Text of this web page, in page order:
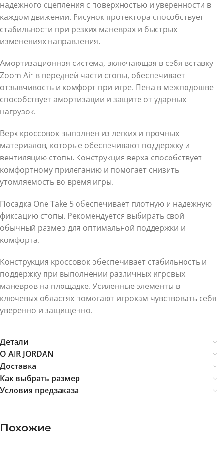
надежного сцепления с поверхностью и уверенности в
каждом движении. Рисунок протектора способствует
стабильности при резких маневрах и быстрых
изменениях направления.
Амортизационная система, включающая в себя вставку
Zoom Air в передней части стопы, обеспечивает
отзывчивость и комфорт при игре. Пена в межподошве
способствует амортизации и защите от ударных
нагрузок.
Верх кроссовок выполнен из легких и прочных
материалов, которые обеспечивают поддержку и
вентиляцию стопы. Конструкция верха способствует
комфортному прилеганию и помогает снизить
утомляемость во время игры.
Посадка One Take 5 обеспечивает плотную и надежную
фиксацию стопы. Рекомендуется выбирать свой
обычный размер для оптимальной поддержки и
комфорта.
Конструкция кроссовок обеспечивает стабильность и
поддержку при выполнении различных игровых
маневров на площадке. Усиленные элементы в
ключевых областях помогают игрокам чувствовать себя
уверенно и защищенно.
Детали
О AIR JORDAN
Доставка
Как выбрать размер
Условия предзаказа
Похожие